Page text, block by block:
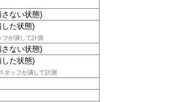
ない状態)
た状態)
が潰して計測
ない状態)
た状態)
タッフが潰して計測